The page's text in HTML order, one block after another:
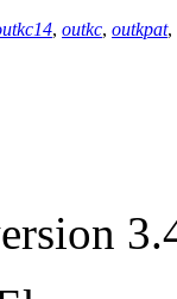
, outkc, outkpat,